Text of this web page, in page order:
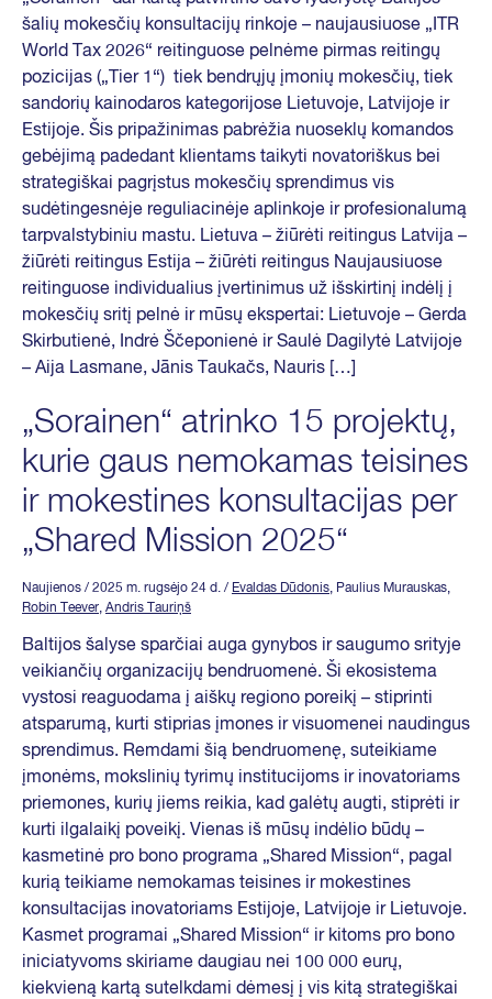
šalių mokesčių konsultacijų rinkoje – naujausiuose „ITR
World Tax 2026“ reitinguose pelnėme pirmas reitingų
pozicijas („Tier 1“) tiek bendrųjų įmonių mokesčių, tiek
sandorių kainodaros kategorijose Lietuvoje, Latvijoje ir
Estijoje. Šis pripažinimas pabrėžia nuoseklų komandos
gebėjimą padedant klientams taikyti novatoriškus bei
strategiškai pagrįstus mokesčių sprendimus vis
sudėtingesnėje reguliacinėje aplinkoje ir profesionalumą
tarpvalstybiniu mastu. Lietuva – žiūrėti reitingus Latvija –
žiūrėti reitingus Estija – žiūrėti reitingus Naujausiuose
reitinguose individualius įvertinimus už išskirtinį indėlį į
mokesčių sritį pelnė ir mūsų ekspertai: Lietuvoje – Gerda
Skirbutienė, Indrė Ščeponienė ir Saulė Dagilytė Latvijoje
– Aija Lasmane, Jānis Taukačs, Nauris […]
„Sorainen“ atrinko 15 projektų,
kurie gaus nemokamas teisines
ir mokestines konsultacijas per
„Shared Mission 2025“
Naujienos / 2025 m. rugsėjo 24 d. / Evaldas Dūdonis, Paulius Murauskas,
Robin Teever, Andris Tauriņš
Baltijos šalyse sparčiai auga gynybos ir saugumo srityje
veikiančių organizacijų bendruomenė. Ši ekosistema
vystosi reaguodama į aiškų regiono poreikį – stiprinti
atsparumą, kurti stiprias įmones ir visuomenei naudingus
sprendimus. Remdami šią bendruomenę, suteikiame
įmonėms, mokslinių tyrimų institucijoms ir inovatoriams
priemones, kurių jiems reikia, kad galėtų augti, stiprėti ir
kurti ilgalaikį poveikį. Vienas iš mūsų indėlio būdų –
kasmetinė pro bono programa „Shared Mission“, pagal
kurią teikiame nemokamas teisines ir mokestines
konsultacijas inovatoriams Estijoje, Latvijoje ir Lietuvoje.
Kasmet programai „Shared Mission“ ir kitoms pro bono
iniciatyvoms skiriame daugiau nei 100 000 eurų,
kiekvieną kartą sutelkdami dėmesį į vis kitą strategiškai